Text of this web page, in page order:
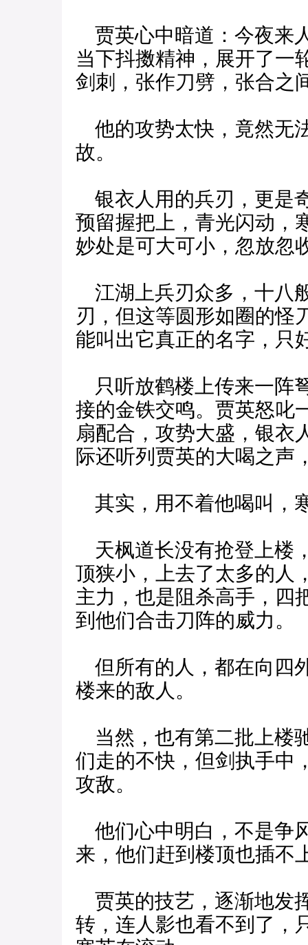
贾英心中暗道：今夜来
当下抖擞精神，展开了一
剑刺，张作刀劈，张合之
他的攻势太快，竟然无
故。
银衣人用的兵刃，更是
预留握把上，青光闪动，
妙处是可大可小，忽放忽
江湖上兵刃众多，十八
刃，但这等圆形如圈的怪
能叫出它真正的名字，只
只听放鹤楼上传来一阵
接的金铁交鸣。贾英怒叱
扇配合，攻势大盛，银衣
际还听列贾英的大喝之声
其实，用不着他喝叫，
天枫道长没有抢登上楼
顶狭小，上去了太多的人
主力，也是阻杀高手，四
到他们合击刀阵的威力。
但所有的人，都在向四
楼来的敌人。
当然，也有第二批上楼
们走的不快，但剑执手中
攻敌。
他们心中明白，不是争
来，他们赶到楼顶也插不
贾英的技艺，逐渐地发
转，连人影也看不到了，